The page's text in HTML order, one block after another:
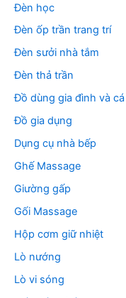
Đèn học
Đèn ốp trần trang trí
Đèn sưởi nhà tắm
Đèn thả trần
Đồ dùng gia đình và
Đồ gia dụng
Dụng cụ nhà bếp
Ghế Massage
Giường gấp
Gối Massage
Hộp cơm giữ nhiệt
Lò nướng
Lò vi sóng